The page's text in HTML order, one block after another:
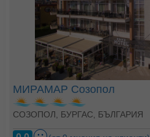
МИРАМАР Созопол
СОЗОПОЛ, БУРГАС, БЪЛГАРИЯ